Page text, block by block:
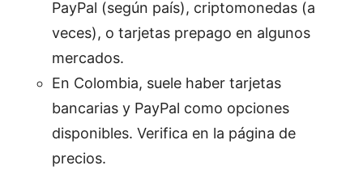
PayPal (según país), criptomonedas (a
veces), o tarjetas prepago en algunos
mercados.
En Colombia, suele haber tarjetas
bancarias y PayPal como opciones
disponibles. Verifica en la página de
precios.